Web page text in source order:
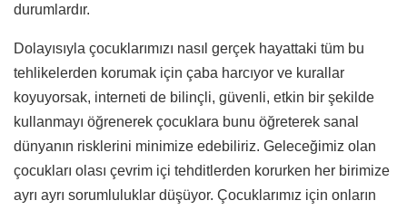
durumlardır.
Dolayısıyla çocuklarımızı nasıl gerçek hayattaki tüm bu
tehlikelerden korumak için çaba harcıyor ve kurallar
koyuyorsak, interneti de bilinçli, güvenli, etkin bir şekilde
kullanmayı öğrenerek çocuklara bunu öğreterek sanal
dünyanın risklerini minimize edebiliriz. Geleceğimiz olan
çocukları olası çevrim içi tehditlerden korurken her birimize
ayrı ayrı sorumluluklar düşüyor. Çocuklarımız için onların